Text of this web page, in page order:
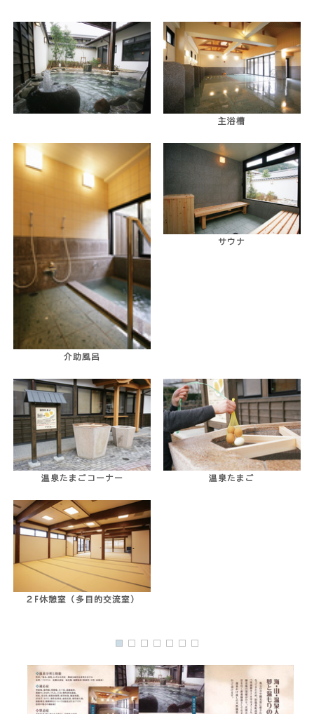
主浴槽
介助風呂
サウナ
温泉たまごコーナー 温泉たまご
２F休憩室（多目的交流室）